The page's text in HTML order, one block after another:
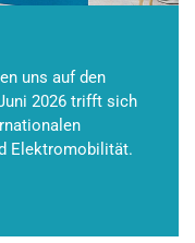
uns auf den
2026 trifft sich
Elektromobilität.